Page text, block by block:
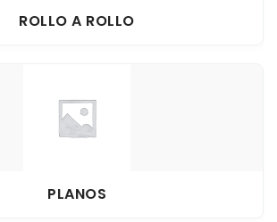
ROLLO A ROLLO
PLANOS